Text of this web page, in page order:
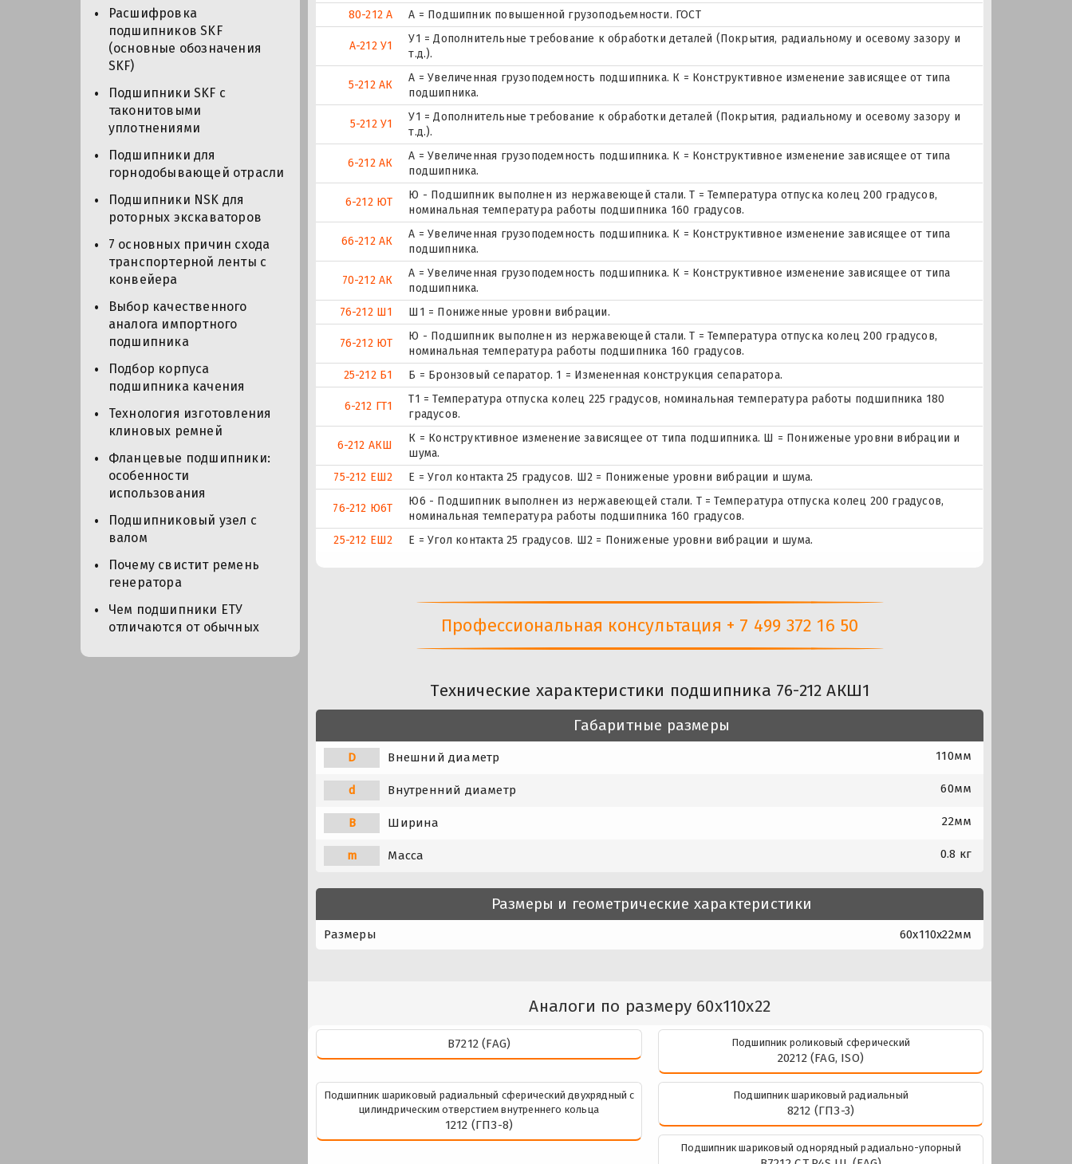
Расшифровка
подшипников SKF
(основные обозначения
SKF)
Подшипники SKF с
таконитовыми
уплотнениями
Подшипники для
горнодобывающей отрасли
Подшипники NSK для
роторных экскаваторов
7 основных причин схода
транспортерной ленты с
конвейера
Выбор качественного
аналога импортного
подшипника
Подбор корпуса
подшипника качения
Технология изготовления
клиновых ремней
Фланцевые подшипники:
особенности
использования
Подшипниковый узел с
валом
Почему свистит ремень
генератора
Чем подшипники ЕТУ
отличаются от обычных
80-212 А
А = Подшипник повышенной грузоподьемности. ГОСТ
А-212 У1
У1 = Дополнительные требование к обработки деталей (Покрытия, радиальному и осевому зазору и
т.д.).
5-212 АК
А = Увеличенная грузоподемность подшипника. К = Конструктивное изменение зависящее от типа
подшипника.
5-212 У1
У1 = Дополнительные требование к обработки деталей (Покрытия, радиальному и осевому зазору и
т.д.).
6-212 АК
А = Увеличенная грузоподемность подшипника. К = Конструктивное изменение зависящее от типа
подшипника.
6-212 ЮТ
Ю - Подшипник выполнен из нержавеющей стали. Т = Температура отпуска колец 200 градусов,
номинальная температура работы подшипника 160 градусов.
66-212 АК
А = Увеличенная грузоподемность подшипника. К = Конструктивное изменение зависящее от типа
подшипника.
70-212 АК
А = Увеличенная грузоподемность подшипника. К = Конструктивное изменение зависящее от типа
подшипника.
76-212 Ш1
Ш1 = Пониженные уровни вибрации.
76-212 ЮТ
Ю - Подшипник выполнен из нержавеющей стали. Т = Температура отпуска колец 200 градусов,
номинальная температура работы подшипника 160 градусов.
25-212 Б1
Б = Бронзовый сепаратор. 1 = Измененная конструкция сепаратора.
6-212 ГТ1
Т1 = Температура отпуска колец 225 градусов, номинальная температура работы подшипника 180
градусов.
6-212 АКШ
К = Конструктивное изменение зависящее от типа подшипника. Ш = Пониженые уровни вибрации и
шума.
75-212 ЕШ2
E = Угол контакта 25 градусов. Ш2 = Пониженые уровни вибрации и шума.
76-212 Ю6Т
Ю6 - Подшипник выполнен из нержавеющей стали. Т = Температура отпуска колец 200 градусов,
номинальная температура работы подшипника 160 градусов.
25-212 ЕШ2
E = Угол контакта 25 градусов. Ш2 = Пониженые уровни вибрации и шума.
Профессиональная консультация + 7 499 372 16 50
Технические характеристики подшипника 76-212 АКШ1
Габаритные размеры
D Внешний диаметр 110мм
d Внутренний диаметр 60мм
B Ширина 22мм
m Масса 0.8 кг
Размеры и геометрические характеристики
Размеры 60x110x22мм
Аналоги по размеру 60x110x22
B7212 (FAG) Подшипник роликовый сферический
20212 (FAG, ISO)
Подшипник шариковый радиальный сферический двухрядный с
цилиндрическим отверстием внутреннего кольца
1212 (ГПЗ-8)
Подшипник шариковый радиальный
8212 (ГПЗ-3)
Подшипник шариковый однорядный радиально-упорный